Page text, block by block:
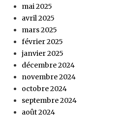
mai 2025
avril 2025
mars 2025
février 2025
janvier 2025
décembre 2024
novembre 2024
octobre 2024
septembre 2024
août 2024